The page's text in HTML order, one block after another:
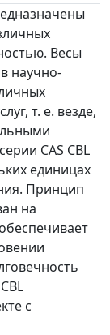
Весы
научно-
т. е. везде,
CAS CBL
единицах
Принцип
на
с